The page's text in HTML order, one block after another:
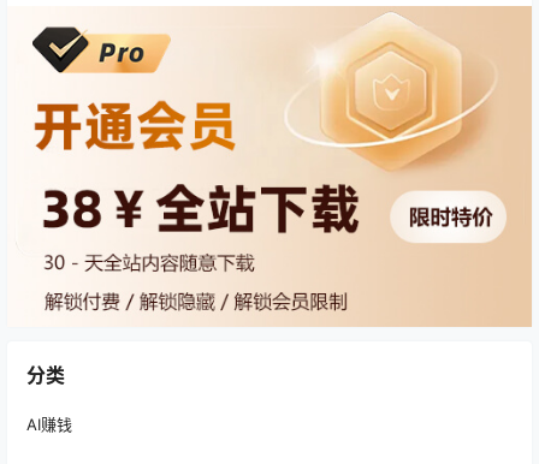
分类
AI赚钱